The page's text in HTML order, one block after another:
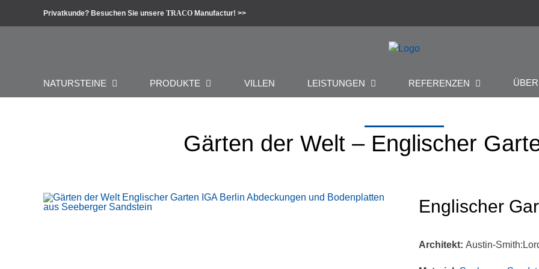
Privatkunde? Besuchen Sie unsere TRACO Manufactur! >>
NATURSTEINE PRODUKTE VILLEN LEISTUNGEN REFERENZEN
Gärten der Welt – Englischer
Englischer
Architekt: Austin-